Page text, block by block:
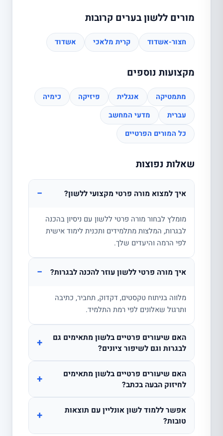
מורים ללשון בערים קרובות
חצור-אשדוד קרית מלאכי אשדוד
מקצועות נוספים
מתמטיקה אנגלית פיזיקה
כימיה
עברית
מדעי המחשב
כל המורים הפרטיים
שאלות נפוצות
איך למצוא מורה פרטי מקצועי ללשון? −
מומלץ לבחור מורה פרטי ללשון עם ניסיון בהכנה
לבגרות, המלצות מתלמידים ותכנית לימוד אישית
לפי הרמה והיעדים שלך.
איך מורה פרטי ללשון עוזר להכנה לבגרות? −
מלווה בניתוח טקסטים, דקדוק, תחביר, כתיבה
ותרגול שאלונים לפי רמת התלמיד.
האם שיעורים פרטיים בלשון מתאימים גם
לבגרות וגם לשיפור ציונים?
+
האם שיעורים פרטיים בלשון מתאימים
לחיזוק הבעה בכתב?
+
אפשר ללמוד לשון אונליין עם תוצאות
טובות?
+